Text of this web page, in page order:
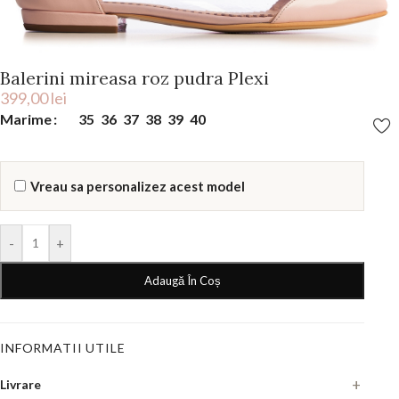
Balerini mireasa roz pudra Plexi
399,00lei
Marime 35 36 37 38 39 40
Vreau sa personalizez acest model
- +
Adaugă În Coș
INFORMATII UTILE
Livrare